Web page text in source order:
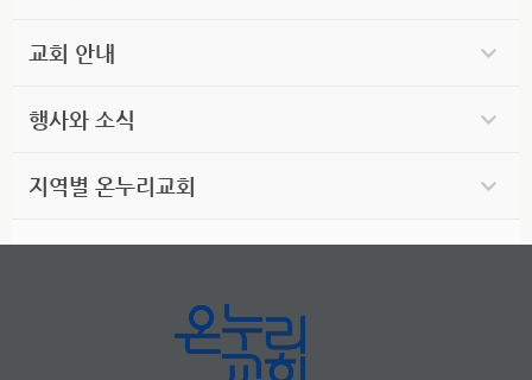
교회 안내
행사와 소식
지역별 온누리교회